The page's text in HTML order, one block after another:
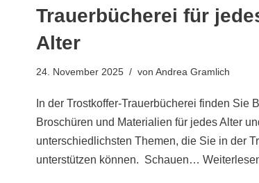
Trauerbücherei für
Alter
24. November 2025 von Andrea Gramlich
In der Trostkoffer-Trauerbücherei finden Sie
Broschüren und Materialien für jedes Alter
unterschiedlichsten Themen, die Sie in der
unterstützen können. Schauen…